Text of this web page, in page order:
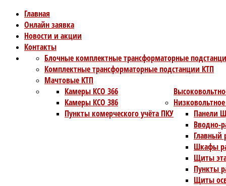
Главная
Онлайн заявка
Новости и акции
Контакты
Блочные комплектные трансформаторные
Комплектные трансформаторные подстанции КТП
Мачтовые КТП
Камеры КСО 366
Камеры КСО 386
Пункты комерческого учёта ПКУ
Панели
Вводно-
Главный
Шкафы
Щиты
Пункты
Щиты